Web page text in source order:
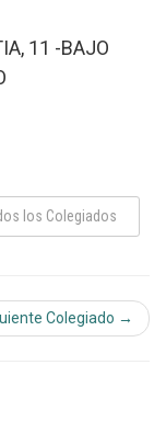
11 -BAJO
los Colegiados
Colegiado →